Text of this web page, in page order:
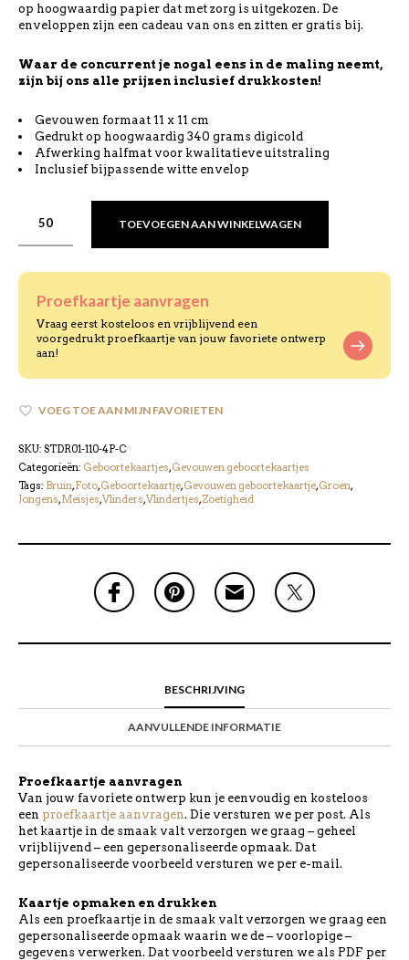
op hoogwaardig papier dat met zorg is uitgekozen. De
enveloppen zijn een cadeau van ons en zitten er gratis bij.
Waar de concurrent je nogal eens in de maling neemt,
zijn bij ons alle prijzen inclusief drukkosten!
Gevouwen formaat 11 x 11 cm
Gedrukt op hoogwaardig 340 grams digicold
Afwerking halfmat voor kwalitatieve uitstraling
Inclusief bijpassende witte envelop
TOEVOEGEN AAN WINKELWAGEN
Proefkaartje aanvragen
Vraag eerst kosteloos en vrijblijvend een
voorgedrukt proefkaartje van jouw favoriete ontwerp
aan!
VOEG TOE AAN MIJN FAVORIETEN
SKU: STDR01-110-4P-C
Categorieën: Geboortekaartjes,Gevouwen geboortekaartjes
Tags: Bruin,Foto,Geboortekaartje,Gevouwen geboortekaartje,Groen,
Jongens,Meisjes,Vlinders,Vlindertjes,Zoetigheid
BESCHRIJVING
AANVULLENDE INFORMATIE
Proefkaartje aanvragen
Van jouw favoriete ontwerp kun je eenvoudig en kosteloos
een proefkaartje aanvragen. Die versturen we per post. Als
het kaartje in de smaak valt verzorgen we graag – geheel
vrijblijvend – een gepersonaliseerde opmaak. Dat
gepersonaliseerde voorbeeld versturen we per e-mail.
Kaartje opmaken en drukken
Als een proefkaartje in de smaak valt verzorgen we graag een
gepersonaliseerde opmaak waarin we de – voorlopige –
gegevens verwerken. Dat voorbeeld versturen we als PDF per